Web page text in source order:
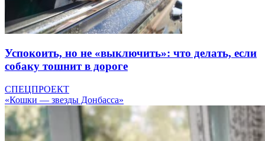
Успокоить, но не «выключить»: что делать, если
собаку тошнит в дороге
СПЕЦПРОЕКТ
«Кошки — звезды Донбасса»